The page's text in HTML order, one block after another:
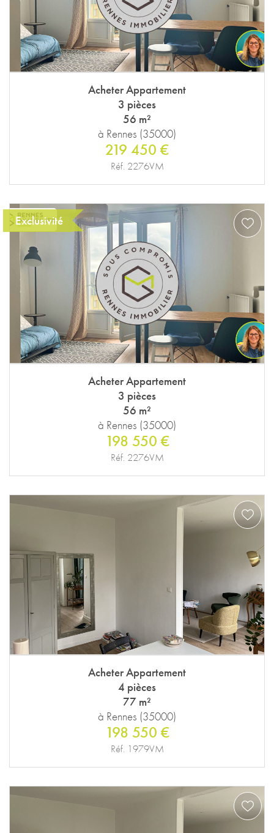
Acheter Appartement
3 pièces
56 m²
à Rennes (35000)
219 450 €
Réf. 2276VM
Exclusivité
Acheter Appartement
3 pièces
56 m²
à Rennes (35000)
198 550 €
Réf. 2276VM
Acheter Appartement
4 pièces
77 m²
à Rennes (35000)
198 550 €
Réf. 1979VM